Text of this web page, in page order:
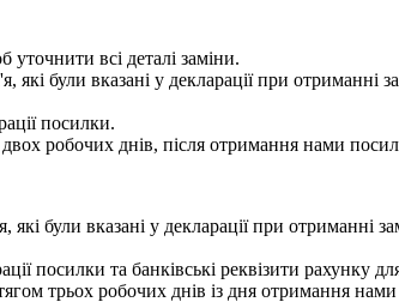
всі деталі заміни.
які були вказані у декларації при
посилки.
робочих днів, після отримання нами
які були вказані у декларації при
посилки та банківські реквізити рахунку
трьох робочих днів із дня отримання